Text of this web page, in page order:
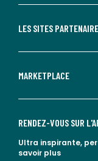
LES SITES
MARKETPLACE
RENDEZ-VOUS SUR
Ultra inspirante,
savoir plus